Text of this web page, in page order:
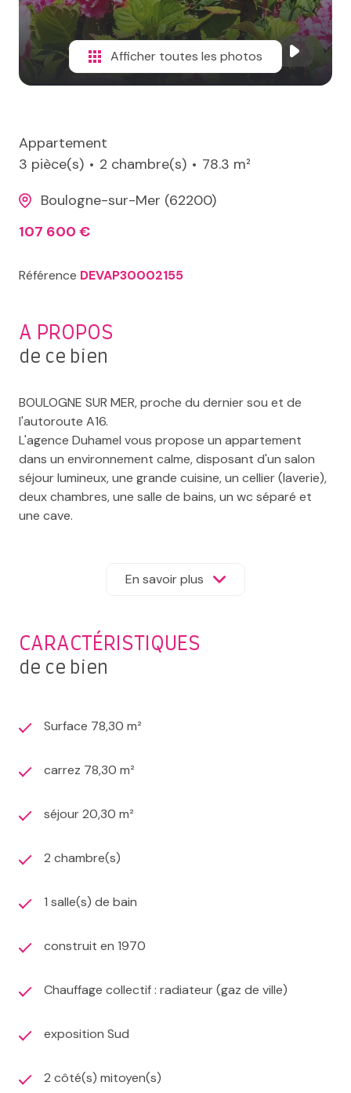
Afficher toutes les photos
Appartement
3 pièce(s)
2 chambre(s)
78.3 m²
Boulogne-sur-Mer (62200)
107 600 €
Référence DEVAP30002155
A PROPOS
de ce bien
BOULOGNE SUR MER, proche du dernier sou et de
l'autoroute A16.
L'agence Duhamel vous propose un appartement
dans un environnement calme, disposant d'un salon
séjour lumineux, une grande cuisine, un cellier (laverie),
deux chambres, une salle de bains, un wc séparé et
une cave.
www.géorisques.gouv.fr.En savoir plus
CARACTÉRISTIQUES
de ce bien
Surface 78,30 m²
carrez 78,30 m²
séjour 20,30 m²
2 chambre(s)
1 salle(s) de bain
construit en 1970
Chauffage collectif : radiateur (gaz de ville)
exposition Sud
2 côté(s) mitoyen(s)